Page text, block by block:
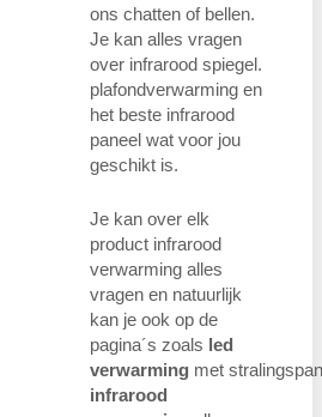
ons chatten of bellen.
Je kan alles vragen
over infrarood spiegel.
plafondverwarming en
het beste infrarood
paneel wat voor jou
geschikt is.
Je kan over elk
product infrarood
verwarming alles
vragen en natuurlijk
kan je ook op de
pagina´s zoals led
verwarming met
infrarood